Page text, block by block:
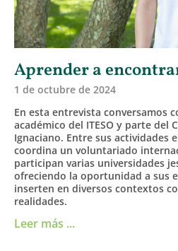
Aprender a
1 de octubre de 2024
En esta entrevista conversamos
académico del ITESO y parte del
Ignaciano. Entre sus actividades
coordina un voluntariado
participan varias universidades
ofreciendo la oportunidad a sus
inserten en diversos contextos
realidades.
Leer más ...